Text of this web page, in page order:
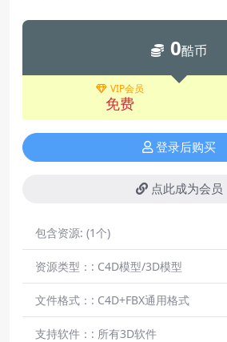
0酷币
VIP会员
免费
登录后购买
点此成为会员
包含资源: (1个)
资源类型：: C4D模型/3D模型
文件格式：: C4D+FBX通用格式
支持软件：: 所有3D软件